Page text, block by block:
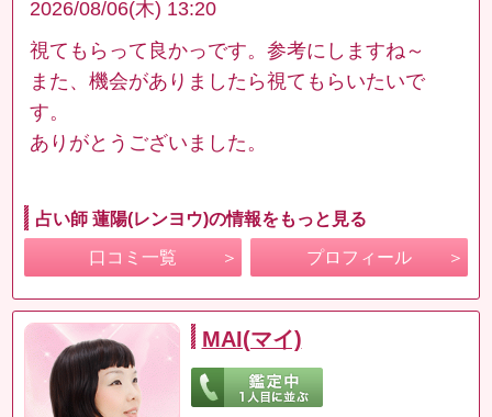
2026/08/06(木) 13:20
視てもらって良かっです。参考にしますね～
また、機会がありましたら視てもらいたいで
す。
ありがとうございました。
占い師 蓮陽(レンヨウ)の情報をもっと見る
口コミ一覧 プロフィール
MAI(マイ)